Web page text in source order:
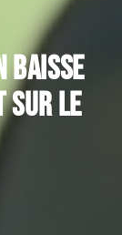
baisse
sur le